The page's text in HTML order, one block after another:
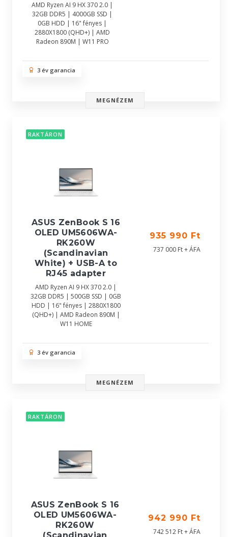
AMD Ryzen AI 9 HX 370 2.0 |
32GB DDR5 | 4000GB SSD |
0GB HDD | 16" fényes |
2880X1800 (QHD+) | AMD
Radeon 890M | W11 PRO
3 év garancia
MEGNÉZEM
RAKTÁRON
ASUS ZenBook S 16
OLED UM5606WA-
RK260W
(Scandinavian
White) + USB-A to
RJ45 adapter
AMD Ryzen AI 9 HX 370 2.0 |
32GB DDR5 | 500GB SSD | 0GB
HDD | 16" fényes | 2880X1800
(QHD+) | AMD Radeon 890M |
W11 HOME
935 990 Ft
737 000 Ft + ÁFA
3 év garancia
MEGNÉZEM
RAKTÁRON
ASUS ZenBook S 16
OLED UM5606WA-
RK260W
942 990 Ft
742 512 Ft + ÁFA